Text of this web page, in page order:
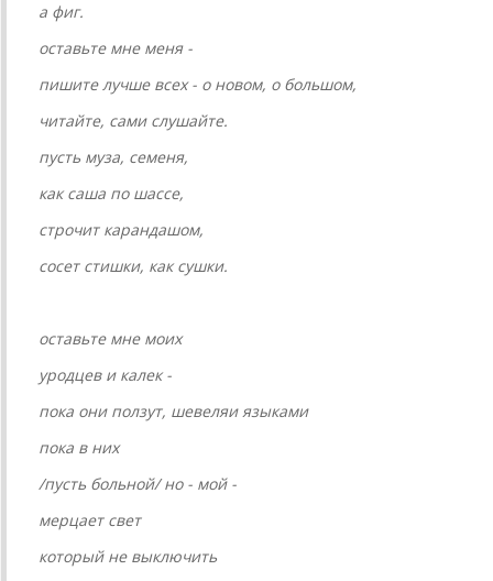
а фиг.
оставьте мне меня -
пишите лучше всех - о новом, о большом,
читайте, сами слушайте.
пусть муза, семеня,
как саша по шассе,
строчит карандашом,
сосет стишки, как сушки.
оставьте мне моих
уродцев и калек -
пока они ползут, шевеляи языками
пока в них
/пусть больной/ но - мой -
мерцает свет
который не выключить